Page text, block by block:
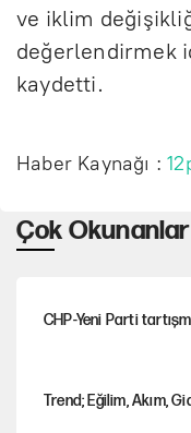
ve iklim
değerlendirmek
kaydetti.
Haber Kaynağı :
Çok Okunanlar
CHP-Yeni Parti
Trend; Eğilim, Akım,